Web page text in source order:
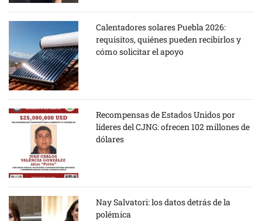
Calentadores solares Puebla 2026:
requisitos, quiénes pueden recibirlos y
cómo solicitar el apoyo
Recompensas de Estados Unidos por
líderes del CJNG: ofrecen 102 millones de
dólares
Nay Salvatori: los datos detrás de la
polémica